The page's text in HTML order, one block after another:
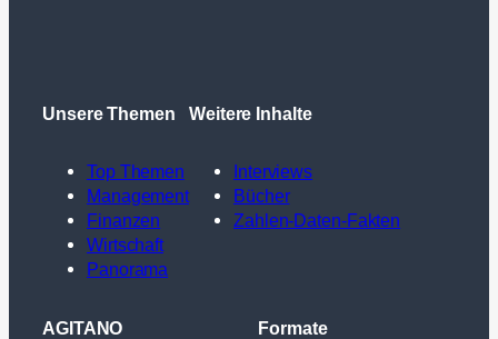
Unsere Themen
Top Themen
Management
Finanzen
Wirtschaft
Panorama
Weitere Inhalte
Interviews
Bücher
Zahlen-Daten-Fakten
AGITANO Formate